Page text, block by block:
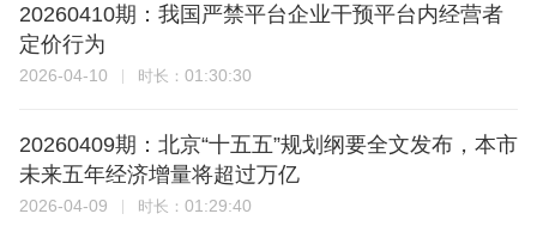
20260410期：我国严禁平台企业干预平台内经营者
定价行为
2026-04-10 时长： 01:30:30
20260409期：北京“十五五”规划纲要全文发布，本市
未来五年经济增量将超过万亿
2026-04-09 时长： 01:29:40